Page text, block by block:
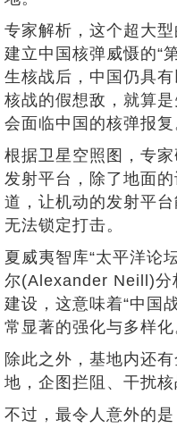
专家解析，这个超大
建立中国核弹威慑的“
生核战后，中国仍具
核战的假想敌，就算
会面临中国的核弹报复
根据卫星空照图，专
发射平台，除了地面
道，让机动的发射平
无法锁定打击。
夏威夷智库“太平洋论
尔(Alexander Neill)分
建设，这意味着“中国
常显著的强化与多样化
除此之外，基地内还
地，企图拦阻、干扰核
不过，最令人意外的